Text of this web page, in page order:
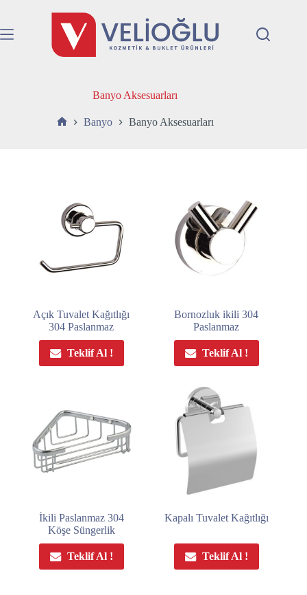
content
Banyo Aksesuarları
Banyo Banyo Aksesuarları
Açık Tuvalet Kağıtlığı
304 Paslanmaz
Teklif Al !
Bornozluk ikili 304
Paslanmaz
Teklif Al !
İkili Paslanmaz 304
Köşe Süngerlik
Teklif Al !
Kapalı Tuvalet Kağıtlığı
Teklif Al !